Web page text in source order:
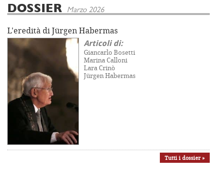
DOSSIER Marzo 2026
L'eredità di Jürgen Habermas
Articoli di:
Giancarlo Bosetti
Marina Calloni
Lara Crinò
Jürgen Habermas
Tutti i dossier »